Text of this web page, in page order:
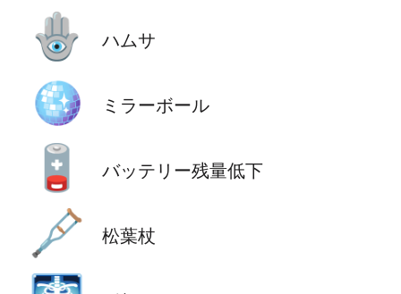
🪬 ハムサ
🪩 ミラーボール
🪫 バッテリー残量低下
🩼 松葉杖